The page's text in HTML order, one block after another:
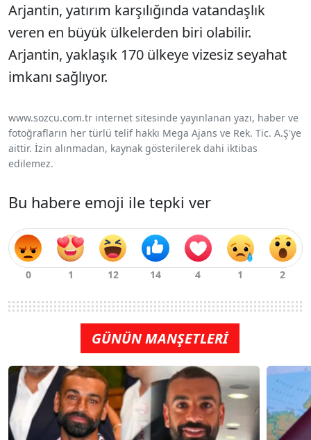
Arjantin, yatırım karşılığında vatandaşlık
veren en büyük ülkelerden biri olabilir.
Arjantin, yaklaşık 170 ülkeye vizesiz seyahat
imkanı sağlıyor.
www.sozcu.com.tr internet sitesinde yayınlanan yazı, haber ve
fotoğrafların her türlü telif hakkı Mega Ajans ve Rek. Tic. A.Ş'ye
aittir. İzin alınmadan, kaynak gösterilerek dahi iktibas
edilemez.
Bu habere emoji ile tepki ver
GÜNÜN MANŞETLERİ